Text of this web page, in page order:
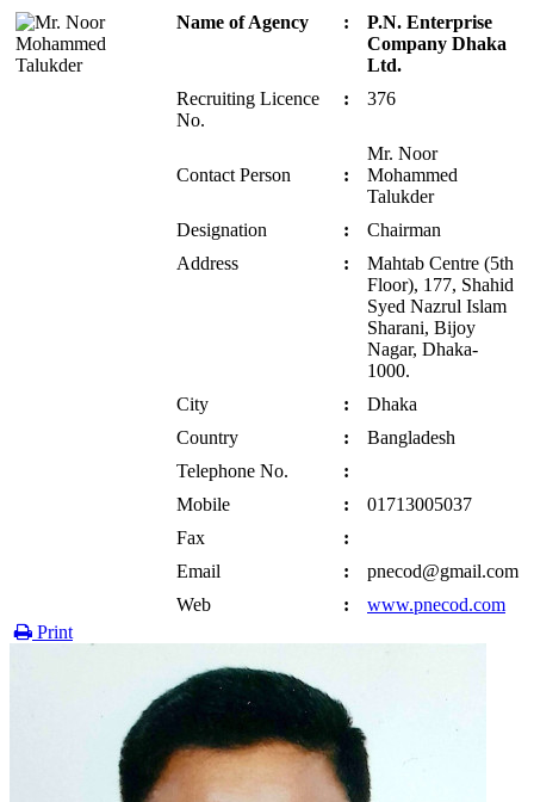
Name of Agency
:
P.N. Enterprise
Company Dhaka
Ltd.
Recruiting Licence
No.
: 376
Contact Person :
Mr. Noor
Mohammed
Talukder
Designation
:
Chairman
Address
:
Mahtab Centre (5th
Floor), 177, Shahid
Syed Nazrul Islam
Sharani, Bijoy
Nagar, Dhaka-
1000.
City
:
Dhaka
Country
:
Bangladesh
Telephone No.
:
Mobile
:
01713005037
Fax
:
Email
:
pnecod@gmail.com
Web
:
www.pnecod.com
Print